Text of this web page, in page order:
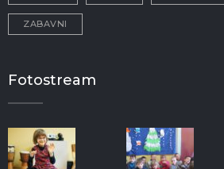
ZABAVNI
Fotostream